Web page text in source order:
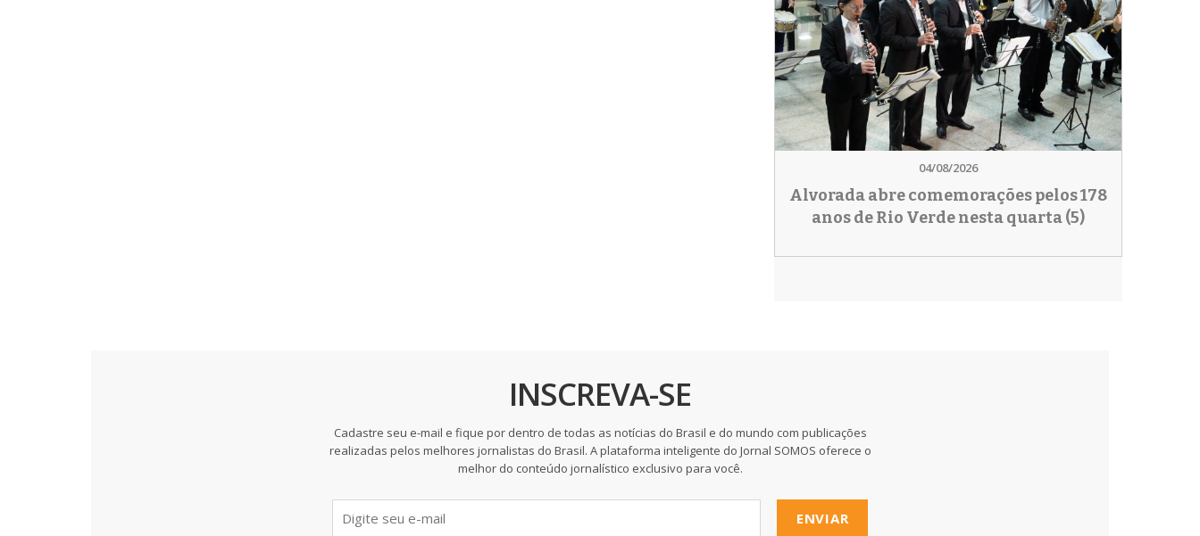
04/08/2026
Alvorada abre comemorações pelos 178
anos de Rio Verde nesta quarta (5)
INSCREVA-SE
Cadastre seu e-mail e fique por dentro de todas as notícias do Brasil e do mundo com publicações
realizadas pelos melhores jornalistas do Brasil. A plataforma inteligente do Jornal SOMOS oferece o
melhor do conteúdo jornalístico exclusivo para você.
ENVIAR